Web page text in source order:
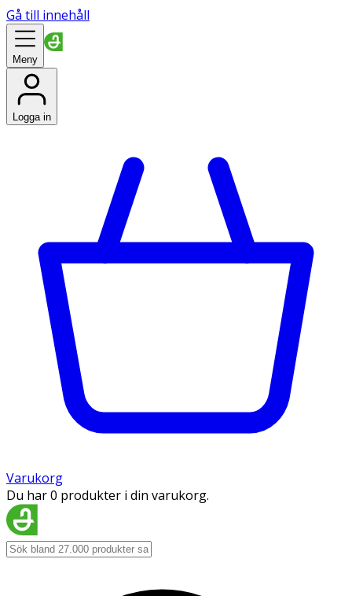
Gå till innehåll
Meny
Logga in
Varukorg
Du har 0 produkter i din varukorg.